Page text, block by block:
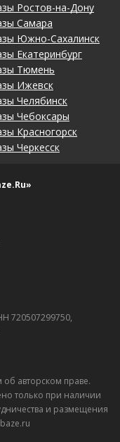
Ростов-на-Дону
Самара
Южно-Сахалинск
Екатеринбург
Тюмень
Ижевск
Челябинск
Чебоксары
Красногорск
Черкесск
720507299750,
авторском праве.
только при наличии
и размещения